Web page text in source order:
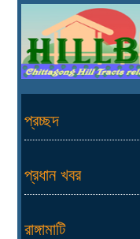
প্রচ্ছদ
প্রধান খবর
রাঙ্গামাটি